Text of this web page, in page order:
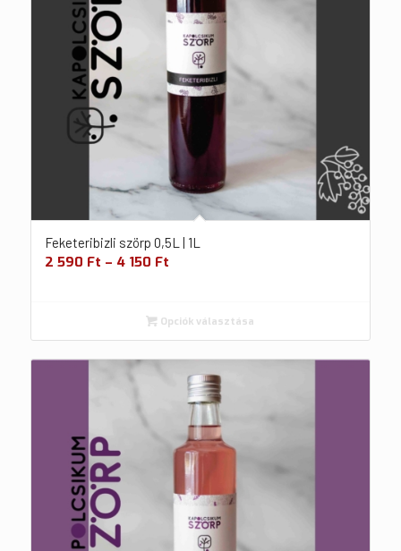
Feketeribizli szörp 0,5L | 1L
2 590 Ft – 4 150 Ft
Opciók választása